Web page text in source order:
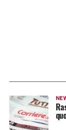
vedere
aggiudicarsi
talento